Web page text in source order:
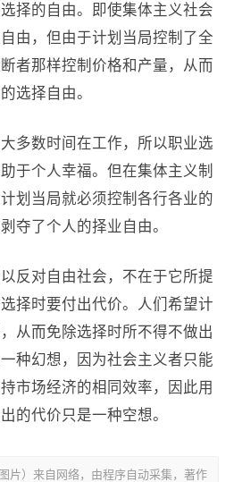
择的自由。即使集体主义社会
由，但由于计划当局控制了全
者那样控制价格和产量，从而
选择自由。
多数时间在工作，所以职业选
于个人幸福。但在集体主义制
划当局就必须控制各行各业的
夺了个人的择业自由。
反对自由社会，不在于它所提
择时要付出代价。人们希望计
从而免除选择时所不得不做出
种幻想，因为社会主义者只能
市场经济的相同效率，因此用
的代价只是一种空想。
片）来自网络，由程序自动采集，著作